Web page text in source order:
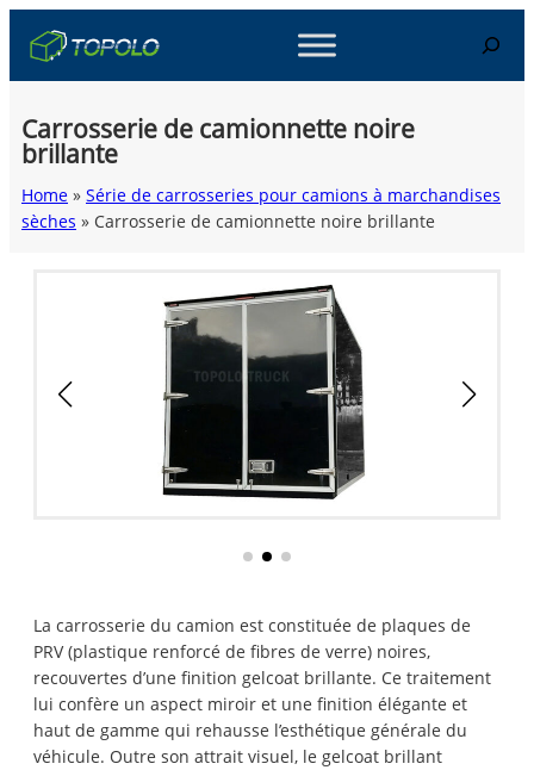
Search
Carrosserie de camionnette noire
brillante
Home » Série de carrosseries pour camions à marchandises
sèches » Carrosserie de camionnette noire brillante
La carrosserie du camion est constituée de plaques de
PRV (plastique renforcé de fibres de verre) noires,
recouvertes d’une finition gelcoat brillante. Ce traitement
lui confère un aspect miroir et une finition élégante et
haut de gamme qui rehausse l’esthétique générale du
véhicule. Outre son attrait visuel, le gelcoat brillant